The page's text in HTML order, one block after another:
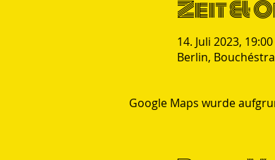
Zeit &
14. Juli 2023, 19:00
Berlin,
Google Maps wurde